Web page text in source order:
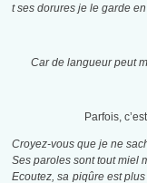
t ses dorures je le garde
Car de langueur peut
Parfois,
Croyez-vous que je ne
Ses paroles sont tout miel
Ecoutez, sa piqûre est